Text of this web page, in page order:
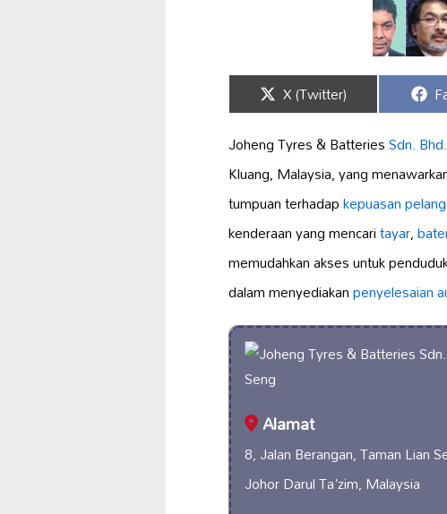
Share
on
X (Twitter)
Joheng Tyres & BatteriesSdn. Bhd.
Kluang, Malaysia, yang
tumpuan terhadapkepuasan
kenderaan yang mencaritayar,
memudahkan akses untuk
dalam menyediakanpenyelesaian
Alamat
8, Jalan Berangan, Taman Lian
Johor Darul Ta'zim, Malaysia